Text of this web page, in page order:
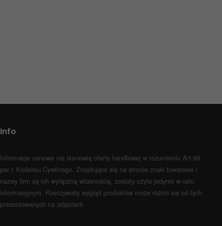
Info
Informacje cenowe nie stanowią oferty handlowej w rozumieniu Art.66
par.1 Kodeksu Cywilnego. Znajdujące się na stronie znaki towarowe i
nazwy firm są ich wyłączną własnością, zostały użyte jedynie w celu
informacyjnym. Rzeczywisty wygląd produktów może różnić się od tych
prezentowanych na zdjęciach.